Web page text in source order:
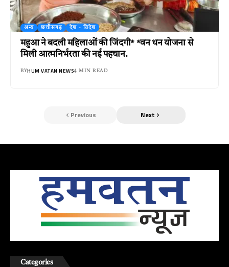
अन्य छत्तीसगढ़ देश - विदेश
महुआ ने बदली महिलाओं की जिंदगी* *वन धन योजना से
मिली आत्मनिर्भरता की नई पहचान.
BYHUM VATAN NEWS4 MIN READ
Previous Next
Categories